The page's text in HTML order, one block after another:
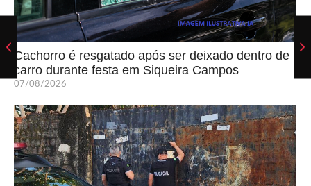
Cachorro é resgatado após ser deixado dentro de
carro durante festa em Siqueira Campos
07/08/2026